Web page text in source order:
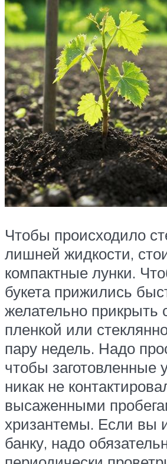
Чтобы происходило
лишней жидкости,
компактные лунки.
букета прижились
желательно прикрыть
пленкой или
пару недель. Надо
чтобы заготовленные
никак не
высаженными
хризантемы. Если вы
банку, надо